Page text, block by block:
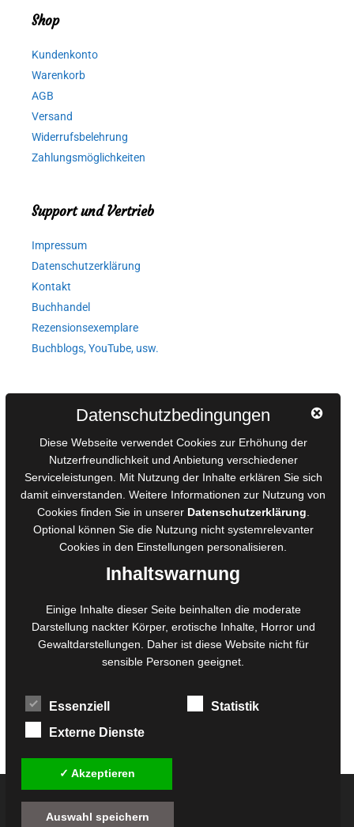
Shop
Kundenkonto
Warenkorb
AGB
Versand
Widerrufsbelehrung
Zahlungsmöglichkeiten
Support und Vertrieb
Impressum
Datenschutzerklärung
Kontakt
Buchhandel
Rezensionsexemplare
Buchblogs, YouTube, usw.
AGB für Medienprojekte
Online-Artikel
Manuskripte einreichen
Ausschreibungen
Belegexemplare
Eigenbedarfsexemplare
Foto- und Bildbearbeitung
Fotorestauration
Creative Artwork
MPS Fotografie
WordPress Support
Datenschutzbedingungen
Diese Webseite verwendet Cookies zur Erhöhung der
Nutzerfreundlichkeit und Anbietung verschiedener
Serviceleistungen. Mit Nutzung der Inhalte erklären Sie sich
damit einverstanden. Weitere Informationen zur Nutzung von
Cookies finden Sie in unserer Datenschutzerklärung
Optional können Sie die Nutzung nicht systemrelevanter
Cookies in den Einstellungen personalisieren.
Inhaltswarnung
Einige Inhalte dieser Seite beinhalten die moderate
Darstellung nackter Körper, erotische Inhalte, Horror und
Gewaltdarstellungen. Daher ist diese Website nicht für
sensible Personen geeignet.
Essenziell
Statistik
Externe Dienste
✓ Akzeptieren
Auswahl speichern